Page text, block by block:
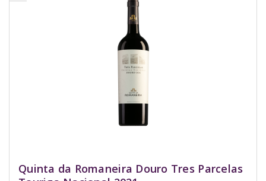
Quinta da Romaneira Douro Tres Parcelas